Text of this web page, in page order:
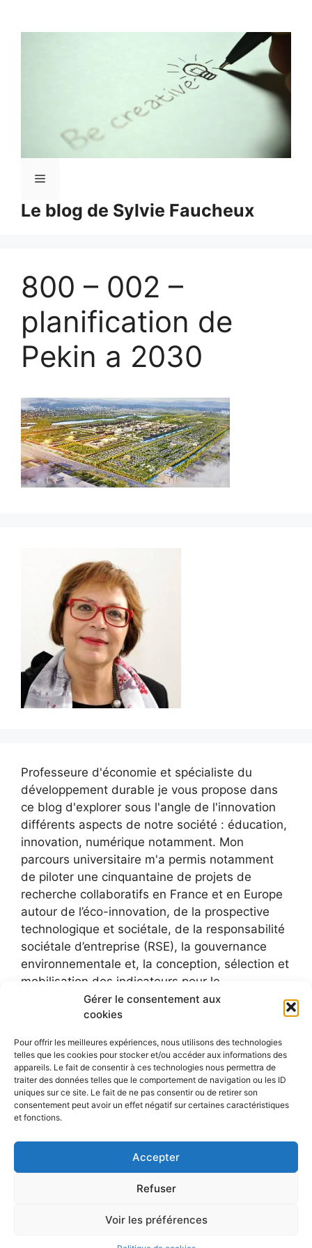
Gérer le consentement aux
cookies
Pour offrir les meilleures expériences, nous utilisons des technologies
telles que les cookies pour stocker et/ou accéder aux informations des
appareils. Le fait de consentir à ces technologies nous permettra de
traiter des données telles que le comportement de navigation ou les ID
uniques sur ce site. Le fait de ne pas consentir ou de retirer son
consentement peut avoir un effet négatif sur certaines caractéristiques
et fonctions.
Accepter
Refuser
Voir les préférences
Le blog de Sylvie Faucheux
Menu
800 – 002 –
planification de
Pekin a 2030
Professeure d'économie et spécialiste du
développement durable je vous propose dans
ce blog d'explorer sous l'angle de l'innovation
différents aspects de notre société : éducation,
innovation, numérique notamment. Mon
parcours universitaire m'a permis notamment
de piloter une cinquantaine de projets de
recherche collaboratifs en France et en Europe
autour de l’éco-innovation, de la prospective
technologique et sociétale, de la responsabilité
sociétale d’entreprise (RSE), la gouvernance
environnementale et, la conception, sélection et
mobilisation des indicateurs pour le
développement durable.
© 2026 Le blog de Sylvie Faucheux• Construit avec
GeneratePress